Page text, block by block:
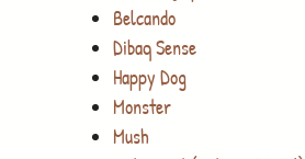
Belcando
Dibaq Sense
Happy Dog
Monster
Mush